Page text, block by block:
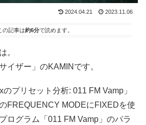
2024.04.21 2023.11.06
の記事は約6分で読めます。
。
イザー」のKAMINです。
プリセット分析: 011 FM Vamp」
FREQUENCY MODEにFIXEDを使
ログラム「011 FM Vamp」のパラ